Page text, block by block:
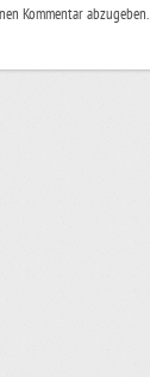
Kommentar abzugeben.